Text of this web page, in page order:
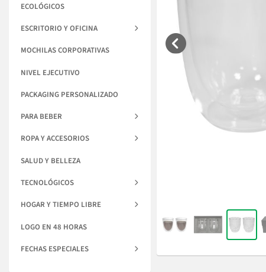
ECOLÓGICOS
ESCRITORIO Y OFICINA
MOCHILAS CORPORATIVAS
NIVEL EJECUTIVO
PACKAGING PERSONALIZADO
PARA BEBER
ROPA Y ACCESORIOS
SALUD Y BELLEZA
TECNOLÓGICOS
HOGAR Y TIEMPO LIBRE
LOGO EN 48 HORAS
FECHAS ESPECIALES